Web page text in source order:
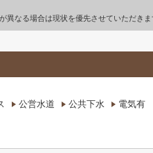
なる場合は現状を優先させていただきま
公営水道 公共下水 電気有